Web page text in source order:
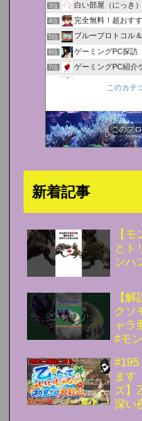
3位 白い部屋（にっき）
4位 完全無料！超おすすめ
5位 ブループロトコル
6位 ゲーミングPC探訪
7位 ゲーミングPC紹介
10位 BTOパソコンチョ
11位 にゃっちブログ
12位 しぶ研究所
15位 BTOゲーミングPC
このカテ
このブ
新着記事
【
とト
ンハ
【
クソ
ャラ
#モ
#195
ます
ズ】
深い